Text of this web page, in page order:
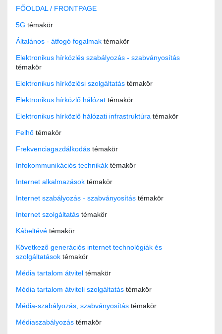
FŐOLDAL / FRONTPAGE
5G témakör
Általános - átfogó fogalmak témakör
Elektronikus hírközlés szabályozás - szabványosítás
témakör
Elektronikus hírközlési szolgáltatás témakör
Elektronikus hírközlő hálózat témakör
Elektronikus hírközlő hálózati infrastruktúra témakör
Felhő témakör
Frekvenciagazdálkodás témakör
Infokommunikációs technikák témakör
Internet alkalmazások témakör
Internet szabályozás - szabványosítás témakör
Internet szolgáltatás témakör
Kábeltévé témakör
Következő generációs internet technológiák és
szolgáltatások témakör
Média tartalom átvitel témakör
Média tartalom átviteli szolgáltatás témakör
Média-szabályozás, szabványosítás témakör
Médiaszabályozás témakör